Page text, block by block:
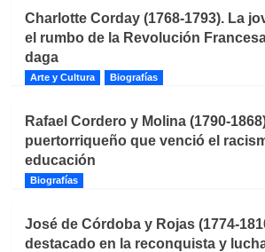
Charlotte Corday (1768-1793). La
el rumbo de la Revolución
daga
Arte y Cultura Biografías
Rafael Cordero y Molina (1790-
puertorriqueño que venció el
educación
Biografías
José de Córdoba y Rojas (1774-
destacado en la reconquista y